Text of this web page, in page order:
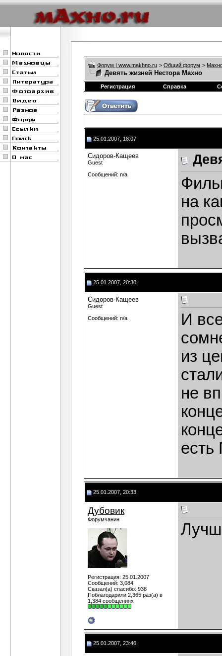
Форум | www.makhno.ru > Общий форум >
Девять жизней Нестора Махно
Регистрация Справка
25.01.2007, 18:07
Сидоров-Кащеев
Guest
Сообщений: n/a
на
25.01.2007, 20:30
Сидоров-Кащеев
Guest
Сообщений: n/a
И
из
не
есть
25.01.2007, 20:33
Дубовик
Форумчанин
Регистрация: 25.01.2007
Сообщений: 3,084
Сказал(а) спасибо: 938
Поблагодарили 2,365 раз(а) в
1,384 сообщениях
25.01.2007, 23:46